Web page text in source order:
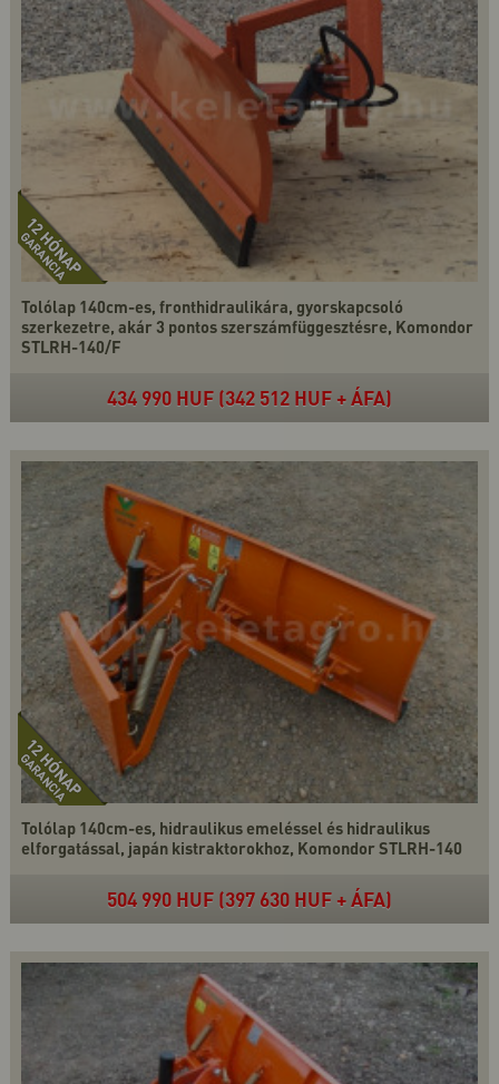
Tolólap 140cm-es, fronthidraulikára, gyorskapcsoló
szerkezetre, akár 3 pontos szerszámfüggesztésre, Komondor
STLRH-140/F
434 990 HUF (342 512 HUF + ÁFA)
Tolólap 140cm-es, hidraulikus emeléssel és hidraulikus
elforgatással, japán kistraktorokhoz, Komondor STLRH-140
504 990 HUF (397 630 HUF + ÁFA)